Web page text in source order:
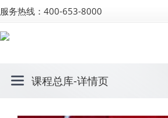
服务热线：400-653-8000
课程总库-详情页